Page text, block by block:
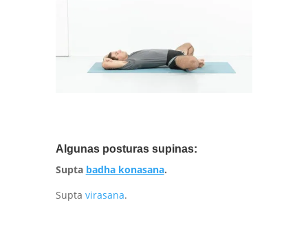
Algunas posturas supinas:
Supta badha konasana.
Supta virasana.